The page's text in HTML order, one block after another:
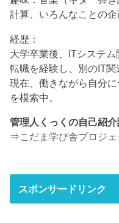
計算、いろんなことの
経歴：
大学卒業後、ITシステム
転職を経験し、別のIT関
現在、働きながら自分
を模索中。
管理人くっくの自己紹
⇒こだま学び舎プロジ
スポンサードリンク